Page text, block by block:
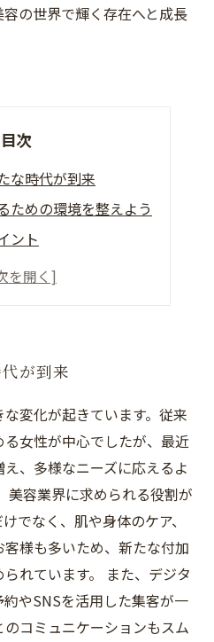
の世界で輝く存在へと成長
目次
な時代が到来
ための環境を整えよう
ント
アアップ
が到来
変化が起きています。従来
女性が中心でしたが、最近
、多様なニーズに応えるよ
美容業界に求められる役割が
でなく、肌や身体のケア、
様も多いため、新たな付加
れています。 また、デジタ
やSNSを活用した集客が一
コミュニケーションもスム